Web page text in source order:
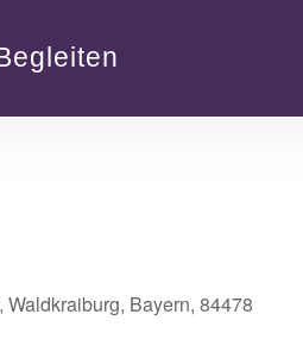
Waldkraiburg, Bayern, 84478